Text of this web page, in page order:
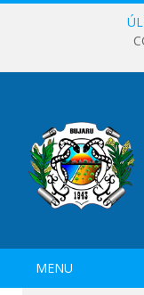
MENU